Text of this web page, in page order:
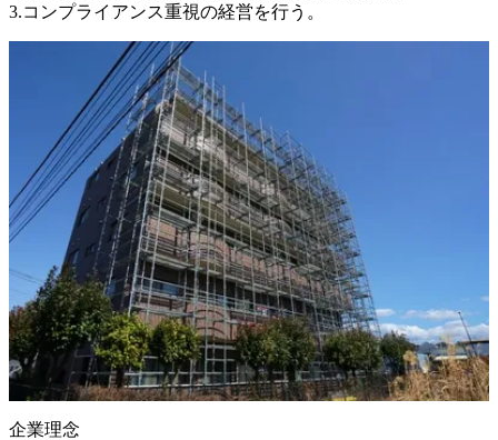
3.コンプライアンス重視の経営を行う。
企業理念